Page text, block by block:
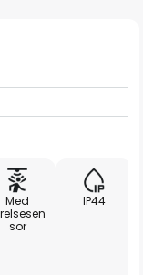
Med
sor
IP44